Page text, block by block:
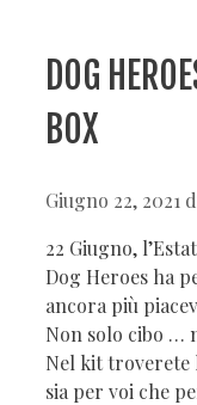
DOG
BOX
Giugno 22, 2021
22 Giugno,
Dog Heroes ha
ancora più
Non solo cibo …
Nel kit troverete
sia per voi che